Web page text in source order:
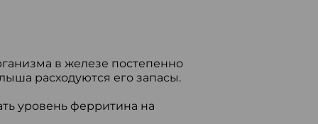
в железе постепенно
расходуются его запасы.
уровень ферритина на